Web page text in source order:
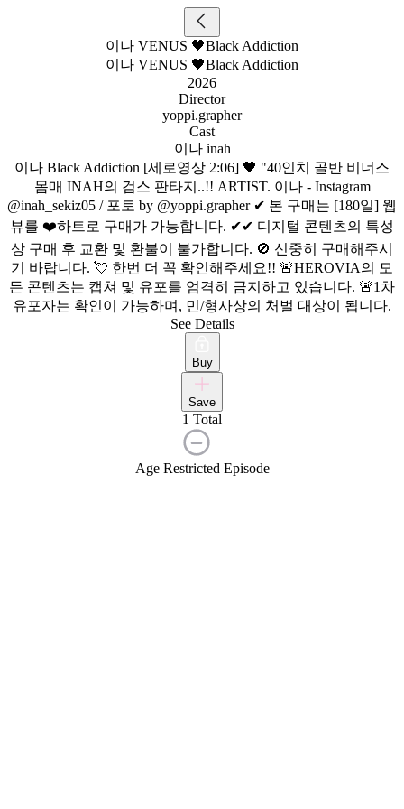
이나 VENUS 🖤Black Addiction
이나 VENUS 🖤Black Addiction
2026
Director
yoppi.grapher
Cast
이나 inah
이나 Black Addiction [세로영상 2:06] 🖤 "40인치 골반 비너스
몸매 INAH의 검스 판타지..!! ARTIST. 이나 - Instagram
@inah_sekiz05 / 포토 by @yoppi.grapher ✔ 본 구매는 [180일] 웹
뷰를 ❤️하트로 구매가 가능합니다. ✔✔ 디지털 콘텐츠의 특성
상 구매 후 교환 및 환불이 불가합니다. 🚫 신중히 구매해주시
기 바랍니다. 💘 한번 더 꼭 확인해주세요!! 🚨HEROVIA의 모
든 콘텐츠는 캡쳐 및 유포를 엄격히 금지하고 있습니다. 🚨1차
유포자는 확인이 가능하며, 민/형사상의 처벌 대상이 됩니다.
See Details
Buy
Save
1 Total
Age Restricted Episode